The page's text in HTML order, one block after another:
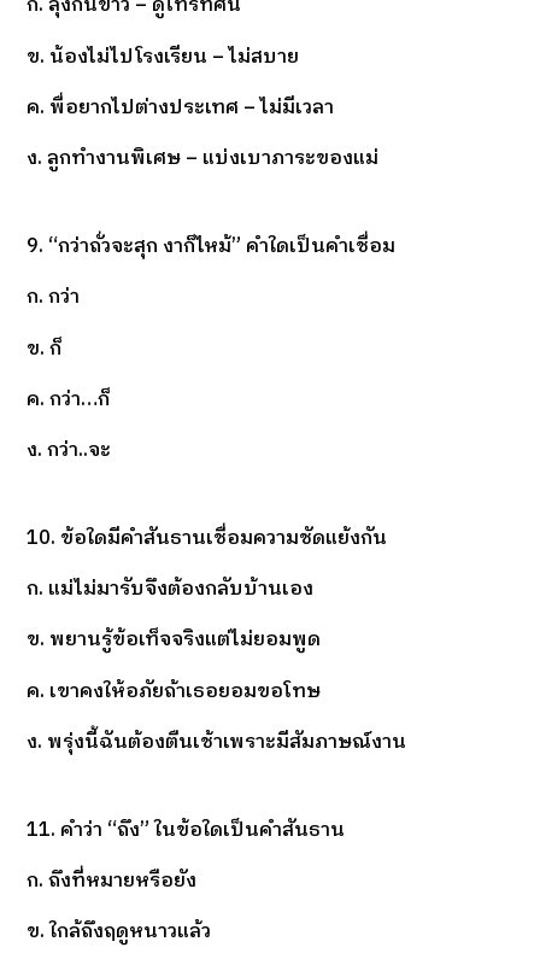
ข. น้องไม่ไปโรงเรียน – ไม่สบาย
ค. พื่อยากไปต่างประเทศ – ไม่มีเวลา
ง. ลูกทำงานพิเศษ – แบ่งเบาภาระของแม่
9. “กว่าถั่วจะสุก งาก็ไหม้” คำใดเป็นคำเชื่อม
ก. กว่า
ข. ก็
ค. กว่า…ก็
ง. กว่า..จะ
10. ข้อใดมีคำสันธานเชื่อมความชัดแย้งกัน
ก. แม่ไม่มารับจึงต้องกลับบ้านเอง
ข. พยานรู้ข้อเท็จจริงแต่ไม่ยอมพูด
ค. เขาคงให้อภัยถ้าเธอยอมขอโทษ
ง. พรุ่งนี้ฉันต้องตืนเช้าเพราะมีสัมภาษณ์งาน
11. คำว่า “ถึง” ในข้อใดเป็นคำสันธาน
ก. ถึงที่หมายหรือยัง
ข. ใกล้ถึงฤดูหนาวแล้ว